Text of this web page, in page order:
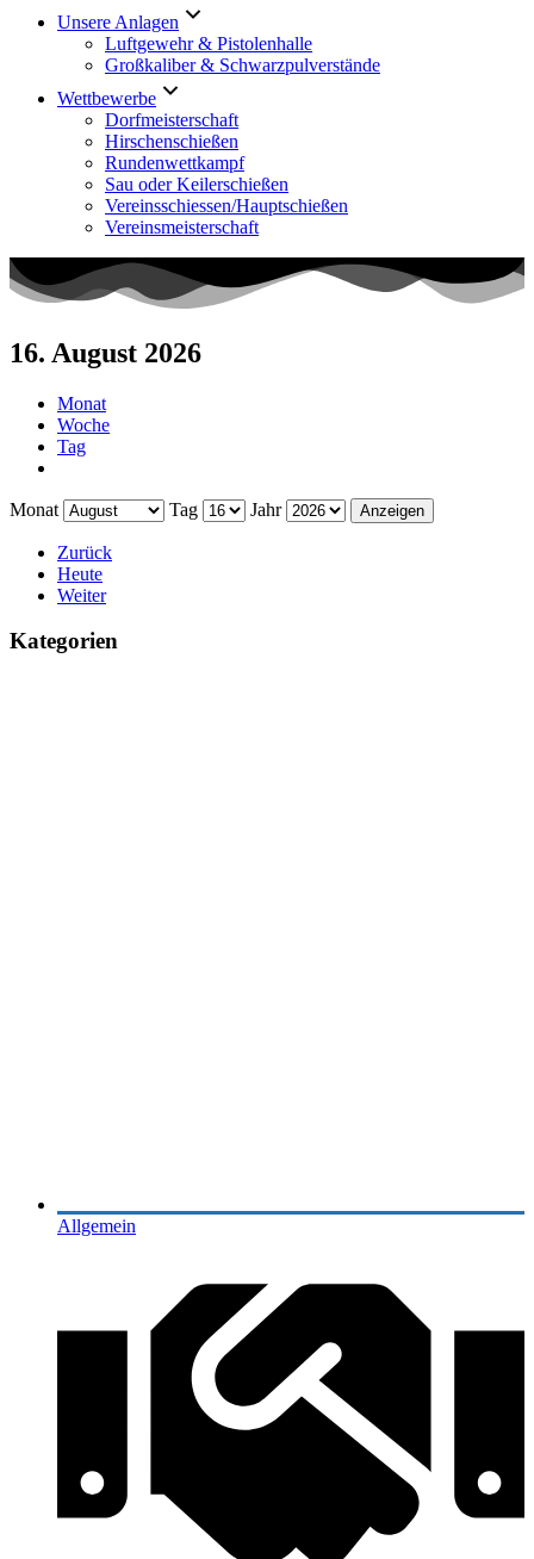
Unsere Anlagen
Luftgewehr & Pistolenhalle
Großkaliber & Schwarzpulverstände
Wettbewerbe
Dorfmeisterschaft
Hirschenschießen
Rundenwettkampf
Sau oder Keilerschießen
Vereinsschiessen/Hauptschießen
Vereinsmeisterschaft
16. August 2026
Monat
Woche
Tag
Monat Tag Jahr
Zurück
Heute
Weiter
Kategorien
Allgemein